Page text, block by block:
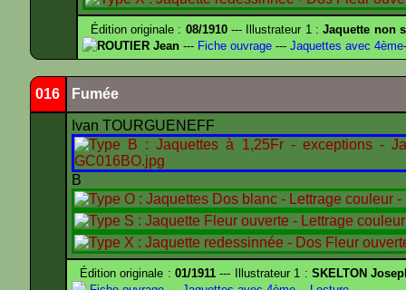
Édition originale : 08/1910--- Illustrateur 1 :Jaquette non
ROUTIER Jean --- Fiche ouvrage --- Jaquettes avec 4ème
016 Fumée
Ivan TOURGUENEFF
B
Édition originale : 01/1911 --- Illustrateur 1 : SKELTON